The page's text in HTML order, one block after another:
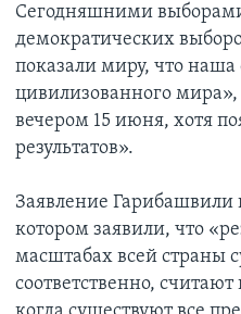
Сегодняшними
демократических
показали миру, что наша
цивилизованного
вечером 15 июня, хотя
результатов».
Заявление Гарибашвили
котором заявили, что
масштабах всей страны
соответственно,